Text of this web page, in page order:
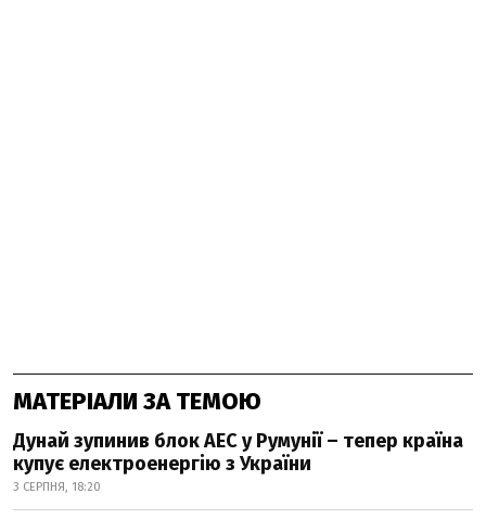
МАТЕРІАЛИ ЗА ТЕМОЮ
Дунай зупинив блок АЕС у Румунії – тепер країна
купує електроенергію з України
3 СЕРПНЯ, 18:20